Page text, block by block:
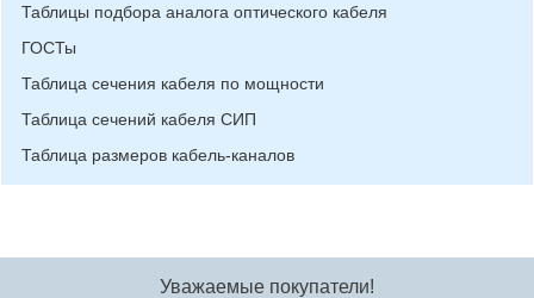
Таблицы подбора аналога оптического кабеля
ГОСТы
Таблица сечения кабеля по мощности
Таблица сечений кабеля СИП
Таблица размеров кабель-каналов
Уважаемые покупатели!